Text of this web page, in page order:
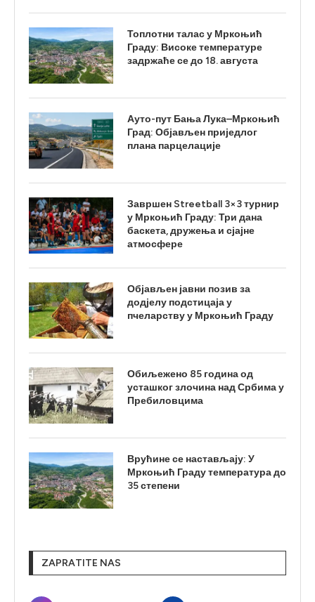
Топлотни талас у Мркоњић
Граду: Високе температуре
задржаће се до 18. августа
Ауто-пут Бања Лука–Мркоњић
Град: Објављен приједлог
плана парцелације
Завршен Streetball 3×3 турнир
у Мркоњић Граду: Три дана
баскета, дружења и сјајне
атмосфере
Објављен јавни позив за
додјелу подстицаја у
пчеларству у Мркоњић Граду
Обиљежено 85 година од
усташког злочина над Србима у
Пребиловцима
Врућине се настављају: У
Мркоњић Граду температура до
35 степени
ZAPRATITE NAS